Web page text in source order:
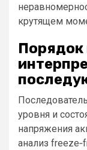
крутящем
Порядок
уровня и
напряжения
анализ